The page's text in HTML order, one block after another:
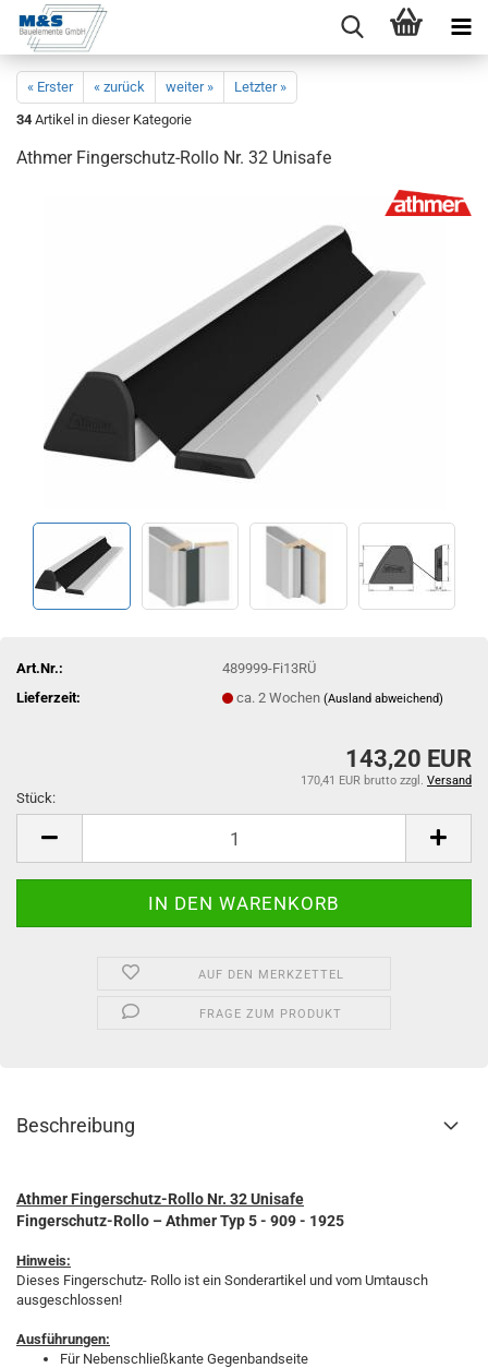
« Erster « zurück weiter »
Letzter »
34 Artikel in dieser Kategorie
Ath­mer Fingerschutz-​Rollo Nr. 32 Uni­safe
Art.Nr.:
489999-Fi13RÜ
Lieferzeit:
ca. 2 Wochen(Ausland abweichend)
143,20 EUR
170,41 EUR brutto zzgl. Versand
Stück:
AUF DEN MERKZETTEL
FRAGE ZUM PRODUKT
Beschreibung
Athmer Fingerschutz-Rollo Nr. 32 Unisafe
Fingerschutz-Rollo – AthmerTyp 5 - 909 - 1925
Hinweis:
Dieses Fingerschutz- Rollo ist ein Sonderartikel und vom Umtausch
ausgeschlossen!
Ausführungen:
Für Nebenschließkante Gegenbandseite